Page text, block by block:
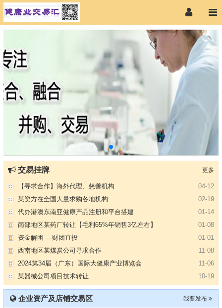
更多
交易挂牌
07-09
【专注投资】城投 交投 建投等国企项目合作
04-12
【寻求合作】海外代理、慈善机构
02-19
某资方在全国大量求购各地机构
01-14
代办港澳东南亚健康产品注册和平台搭建
01-08
南部地区某药厂转让【毛利65%年销售3亿左右】
01-01
资金解困 —财团直投
11-08
西南地区某煤炭公司寻求合作
11-06
2024第34届（广东）国际大健康产业博览会
10-19
某器械公司项目技术转让
10-13
#冠心病养生素口服液项目招商或寻求技术转让
10-13
大健康交易中心平台招商
09-27
膝关节修复药物融资计划
我要发布
企业资产及店铺交易区